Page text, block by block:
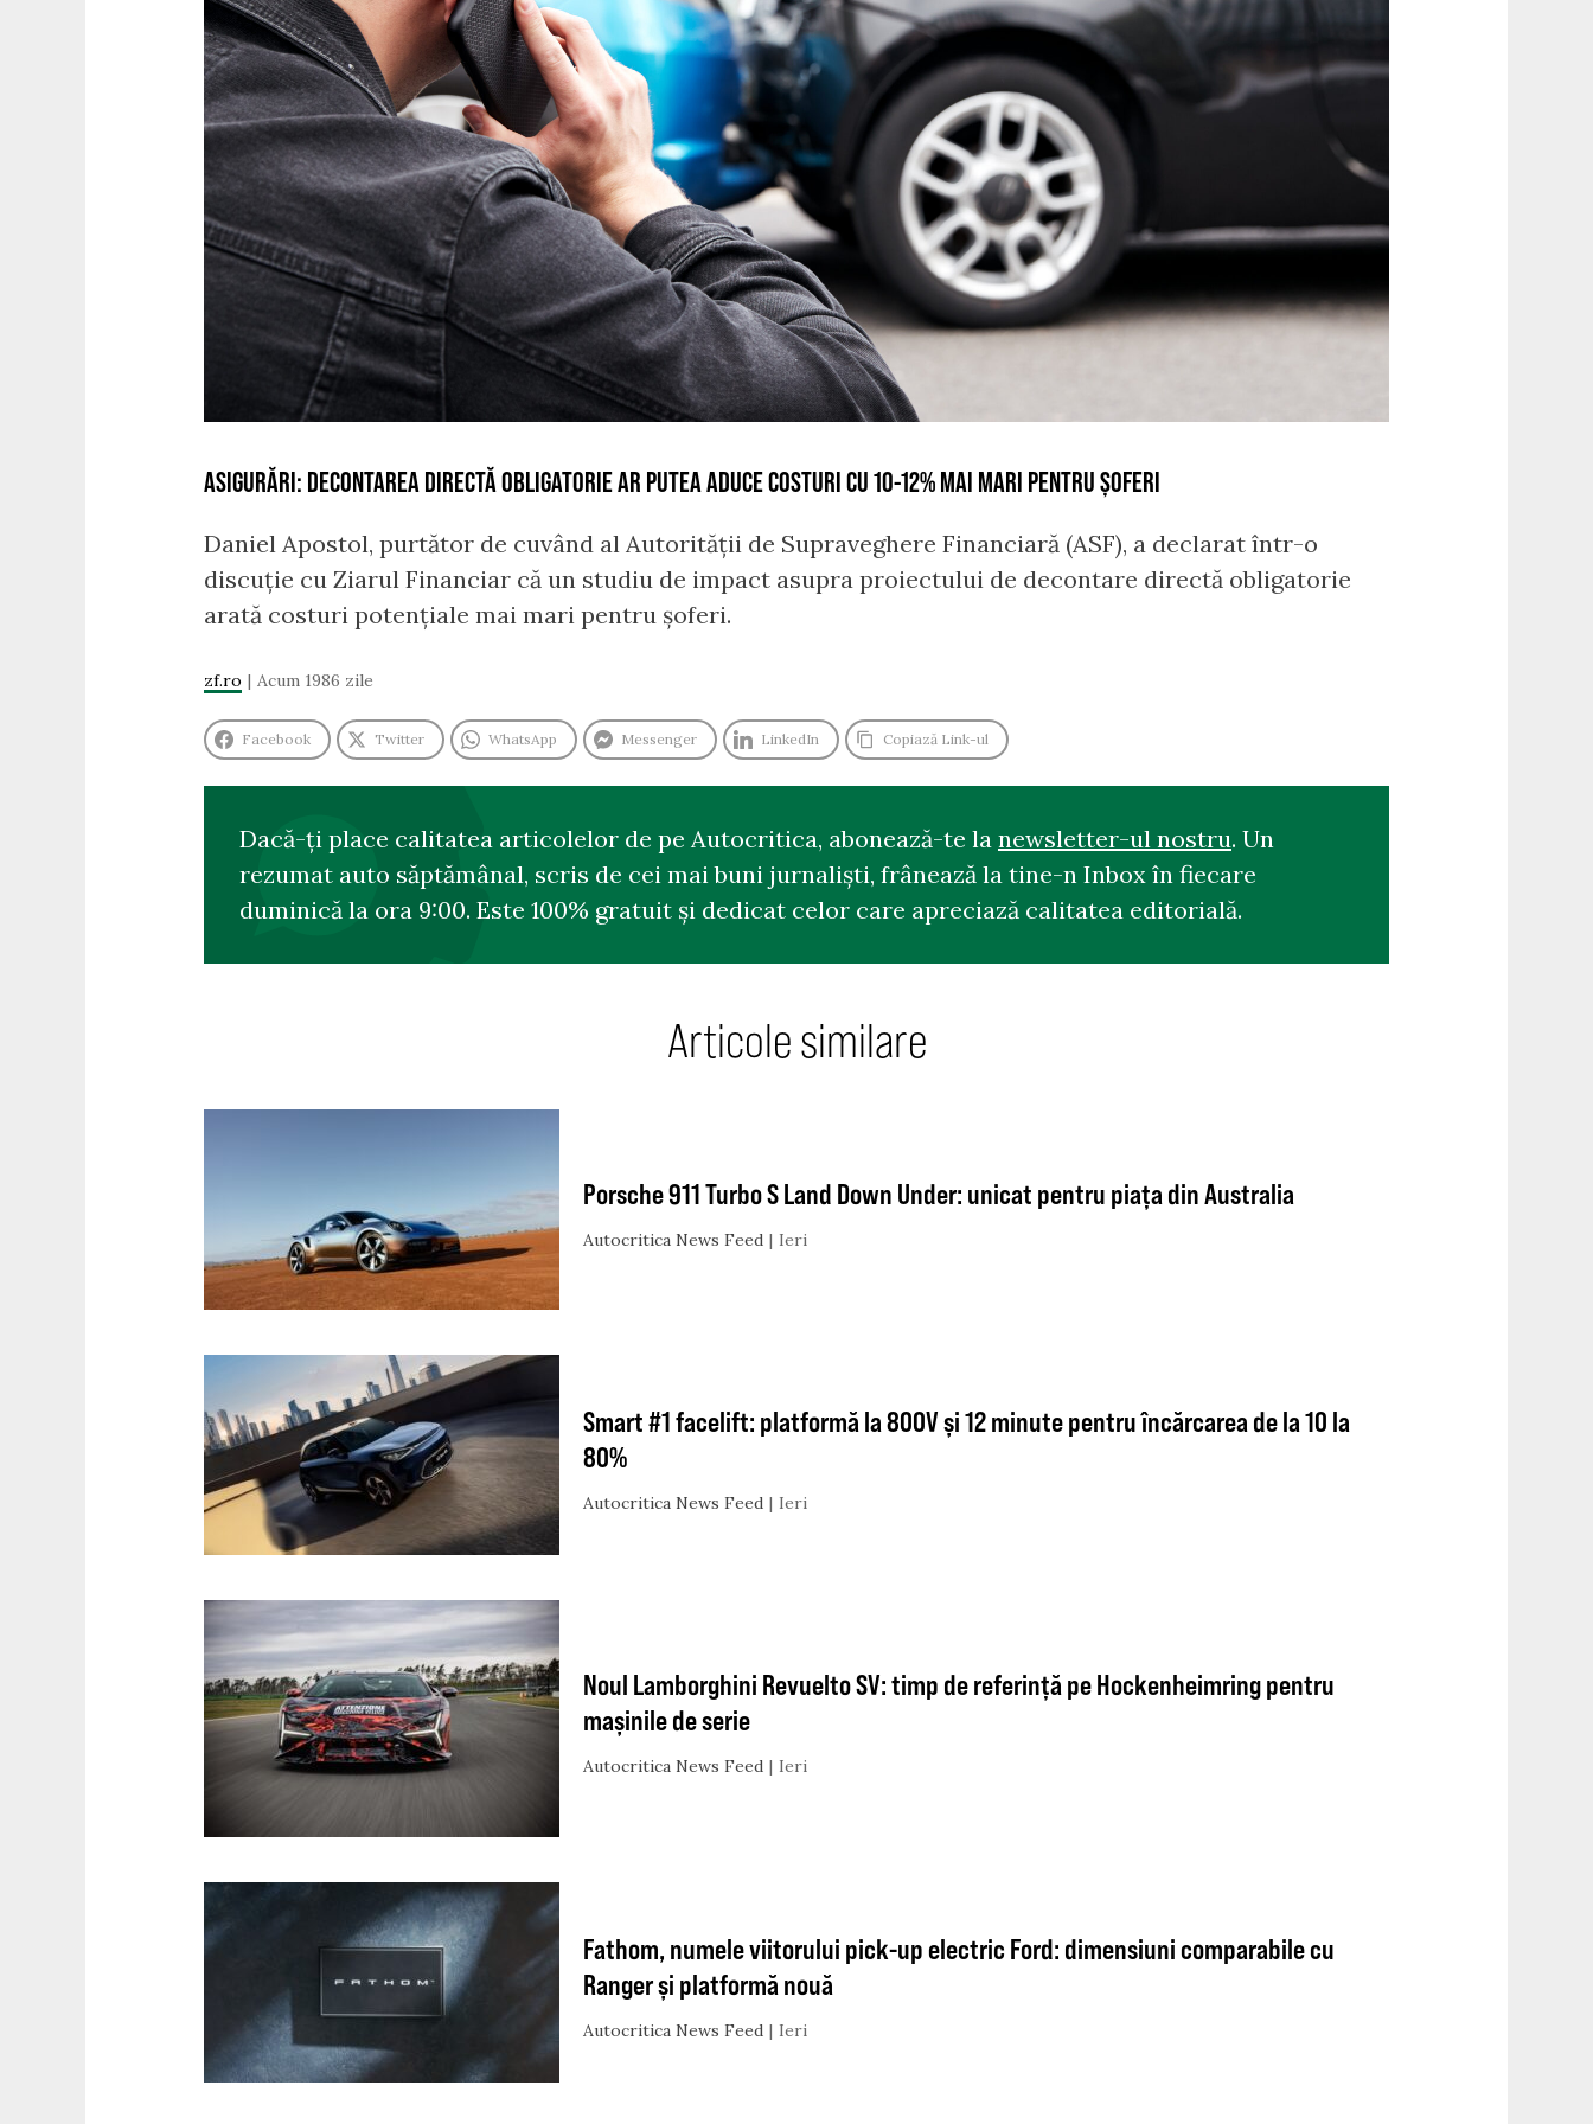
ASIGURĂRI: DECONTAREA DIRECTĂ OBLIGATORIE AR PUTEA ADUCE COSTURI CU 10-12% MAI MARI PENTRU ȘOFERI
Daniel Apostol, purtător de cuvând al Autorităţii de Supraveghere Financiară (ASF), a declarat într-o
discuție cu Ziarul Financiar că un studiu de impact asupra proiectului de decontare directă obligatorie
arată costuri potențiale mai mari pentru șoferi.
zf.ro Acum 1986 zile
Facebook Twitter WhatsApp Messenger LinkedIn Copiază Link-ul
Dacă-ți place calitatea articolelor de pe Autocritica, abonează-te la newsletter-ul nostru. Un
rezumat auto săptămânal, scris de cei mai buni jurnaliști, frânează la tine-n Inbox în fiecare
duminică la ora 9:00. Este 100% gratuit și dedicat celor care apreciază calitatea editorială.
Articole similare
Porsche 911 Turbo S Land Down Under: unicat pentru piața din Australia
Autocritica News Feed Ieri
Smart #1 facelift: platformă la 800V și 12 minute pentru încărcarea de la 10 la
80%
Autocritica News Feed Ieri
Noul Lamborghini Revuelto SV: timp de referință pe Hockenheimring pentru
mașinile de serie
Autocritica News Feed Ieri
Fathom, numele viitorului pick-up electric Ford: dimensiuni comparabile cu
Ranger și platformă nouă
Autocritica News Feed Ieri